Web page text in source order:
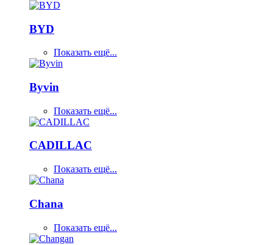
BYD
Показать ещё...
Byvin
Показать ещё...
CADILLAC
Показать ещё...
Chana
Показать ещё...